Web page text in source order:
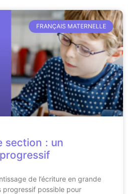
FRANÇAIS MATERNELLE
section : un
de l’écriture en grande
progressif possible pour